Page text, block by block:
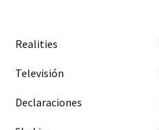
Realities
Televisión
Declaraciones